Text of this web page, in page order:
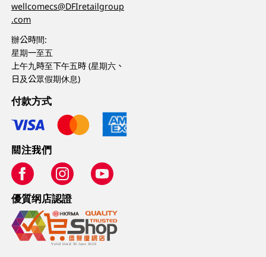
wellcomecs@DFIretailgroup
.com
辦公時間:
星期一至五
上午九時至下午五時 (星期六、
日及公眾假期休息)
付款方式
關注我們
優質纲店認證